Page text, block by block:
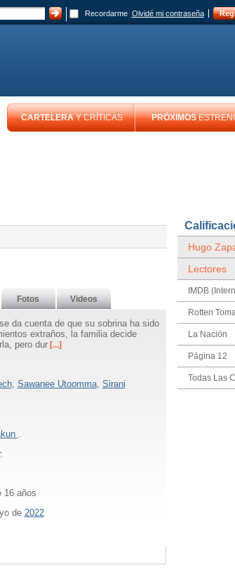
Recordarme Olvidé mi contraseña
CARTELERAY CRÍTICAS PRÓXIMOS
Fotos Videos
da cuenta de que su sobrina ha sido
extraños, la familia decide
pero dur[...]
, Sawanee Utoomma, Sirani
.
.
16 años
de 2022
Hugo
Lectores
IMDB
Rotten
La Nación
Página 12
Todas Las